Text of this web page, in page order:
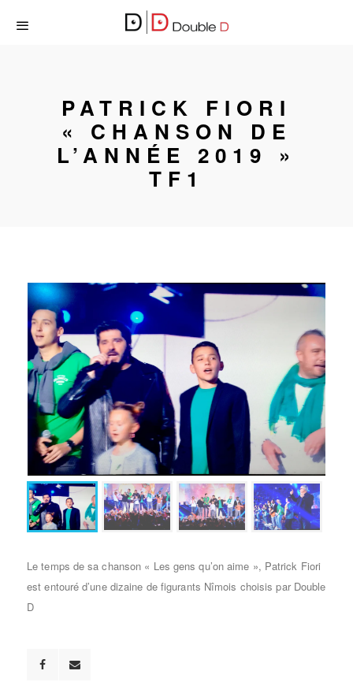
PATRICK FIORI
« CHANSON DE
L’ANNÉE 2019 »
TF1
Le temps de sa chanson « Les gens qu’on aime », Patrick Fiori
est entouré d’une dizaine de figurants Nîmois choisis par Double
D